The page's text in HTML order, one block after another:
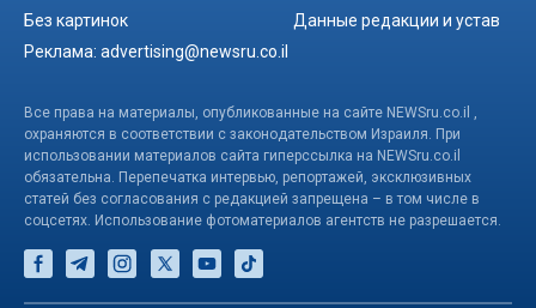
Без картинок
Данные редакции и устав
Реклама: advertising@newsru.co.il
Все права на материалы, опубликованные на сайте NEWSru.co.il ,
охраняются в соответствии с законодательством Израиля. При
использовании материалов сайта гиперссылка на NEWSru.co.il
обязательна. Перепечатка интервью, репортажей, эксклюзивных
статей без согласования с редакцией запрещена – в том числе в
соцсетях. Использование фотоматериалов агентств не разрешается.